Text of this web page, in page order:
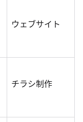
ウェブサイト
チラシ制作